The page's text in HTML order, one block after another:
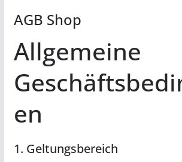
AGB Shop
Allgemeine
en
1. Geltungsbereich